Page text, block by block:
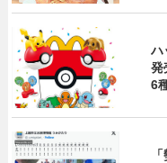
ハ
発
6